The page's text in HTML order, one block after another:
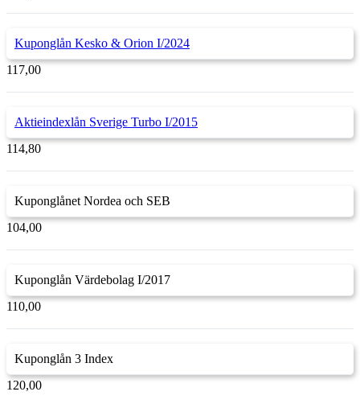
Kuponglån Kesko & Orion I/2024
117,00
Aktieindexlån Sverige Turbo I/2015
114,80
Kuponglånet Nordea och SEB
104,00
Kuponglån Värdebolag I/2017
110,00
Kuponglån 3 Index
120,00